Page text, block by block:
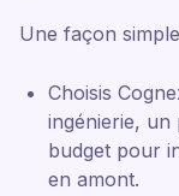
Une façon
Choisis
ingénierie, un
budget pour
en amont.